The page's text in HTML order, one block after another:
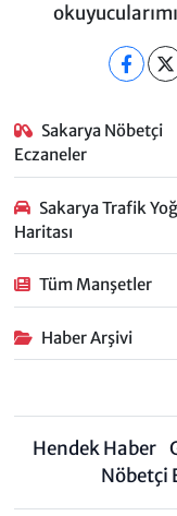
Sakarya Nöbetçi
Eczaneler
Sakarya Trafik
Haritası
Tüm Manşetler
Haber Arşivi
Hendek Haber
Nöbetçi